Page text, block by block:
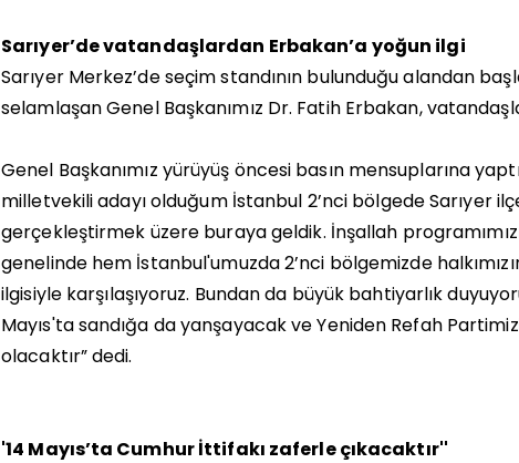
Sarıyer’de vatandaşlardan Erbakan’a yoğun ilgi
Sarıyer Merkez’de seçim standının bulunduğu alandan
selamlaşan Genel Başkanımız Dr. Fatih Erbakan,
Genel Başkanımız yürüyüş öncesi basın mensuplarına
milletvekili adayı olduğum İstanbul 2’nci bölgede Sarıyer
gerçekleştirmek üzere buraya geldik. İnşallah
genelinde hem İstanbul'umuzda 2’nci bölgemizde
ilgisiyle karşılaşıyoruz. Bundan da büyük bahtiyarlık
Mayıs'ta sandığa da yanşayacak ve Yeniden Refah
olacaktır” dedi.
'14 Mayıs’ta Cumhur İttifakı zaferle çıkacaktır''